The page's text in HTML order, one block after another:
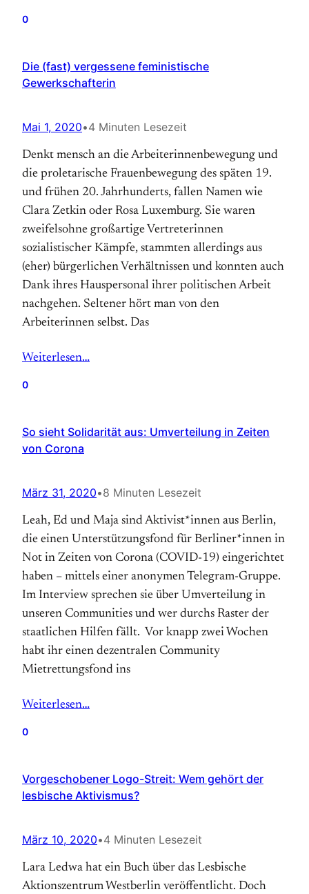
0
Die (fast) vergessene feministische
Gewerkschafterin
Mai 1, 2020•4 Minuten Lesezeit
Denkt mensch an die Arbeiterinnenbewegung und
die proletarische Frauenbewegung des späten 19.
und frühen 20. Jahrhunderts, fallen Namen wie
Clara Zetkin oder Rosa Luxemburg. Sie waren
zweifelsohne großartige Vertreterinnen
sozialistischer Kämpfe, stammten allerdings aus
(eher) bürgerlichen Verhältnissen und konnten auch
Dank ihres Hauspersonal ihrer politischen Arbeit
nachgehen. Seltener hört man von den
Arbeiterinnen selbst. Das
Weiterlesen…
0
So sieht Solidarität aus: Umverteilung in Zeiten
von Corona
März 31, 2020•8 Minuten Lesezeit
Leah, Ed und Maja sind Aktivist*innen aus Berlin,
die einen Unterstützungsfond für Berliner*innen in
Not in Zeiten von Corona (COVID-19) eingerichtet
haben – mittels einer anonymen Telegram-Gruppe.
Im Interview sprechen sie über Umverteilung in
unseren Communities und wer durchs Raster der
staatlichen Hilfen fällt. Vor knapp zwei Wochen
habt ihr einen dezentralen Community
Mietrettungsfond ins
Weiterlesen…
0
Vorgeschobener Logo-Streit: Wem gehört der
lesbische Aktivismus?
März 10, 2020•4 Minuten Lesezeit
Lara Ledwa hat ein Buch über das Lesbische
Aktionszentrum Westberlin veröffentlicht. Doch